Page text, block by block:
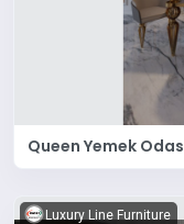
Queen Yemek
Luxury Line Furniture